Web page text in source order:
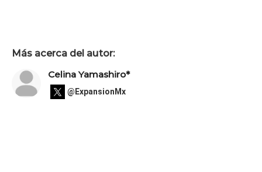
Más acerca del autor:
Celina Yamashiro*
@ExpansionMx